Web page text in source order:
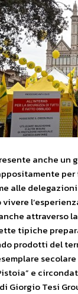
anche un
per
alle
attraverso
tipiche
prodotti del
e
Giorgio Tesi